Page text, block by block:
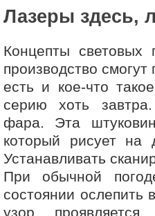
Лазеры здесь,
Концепты
производство
есть и кое-что
серию хоть
фара. Эта
который рисует на
Устанавливать
При обычной
состоянии ослепить
узор